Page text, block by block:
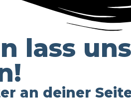
lass
an deiner